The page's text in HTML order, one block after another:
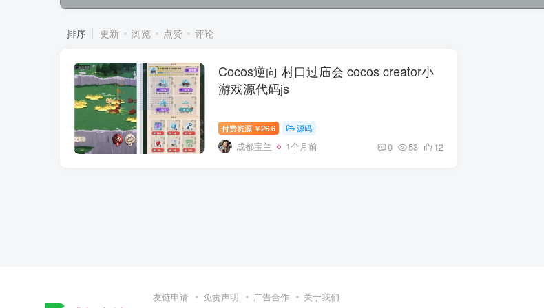
排序 更新 浏览 点赞 评论
Cocos逆向 村口过庙会 cocos creator小
游戏源代码js
付费资源 ￥26.6 源码
成都宝兰 1个月前 0 53 12
友链申请 免责声明 广告合作 关于我们